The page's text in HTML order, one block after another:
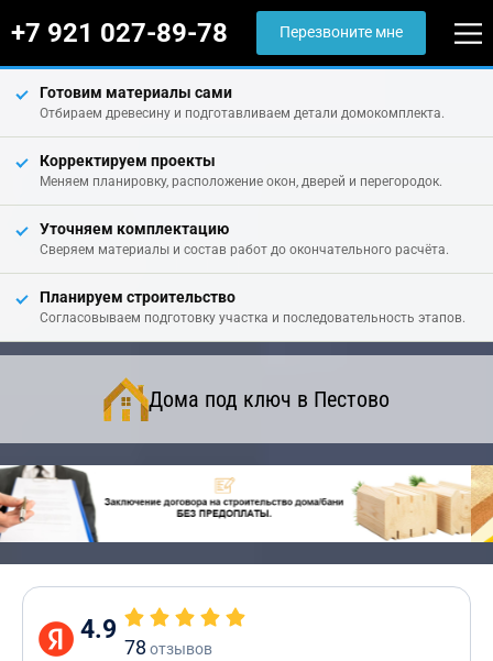
+7 921 027-89-78 Перезвоните мне
Готовим материалы сами
Отбираем древесину и подготавливаем детали домокомплекта.
Корректируем проекты
Меняем планировку, расположение окон, дверей и перегородок.
Уточняем комплектацию
Сверяем материалы и состав работ до окончательного расчёта.
Планируем строительство
Согласовываем подготовку участка и последовательность этапов.
Дома под ключ в Пестово
4.9
78 отзывов